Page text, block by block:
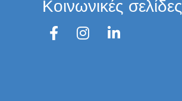
Κοινωνικές σελίδες